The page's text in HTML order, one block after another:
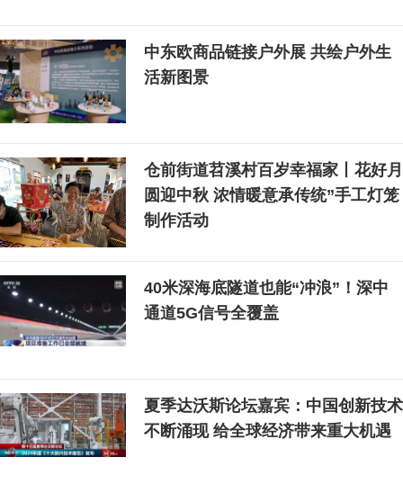
中东欧商品链接户外展 共绘户外生
活新图景
仓前街道苕溪村百岁幸福家丨花好月
圆迎中秋 浓情暖意承传统”手工灯笼
制作活动
40米深海底隧道也能“冲浪”！深中
通道5G信号全覆盖
夏季达沃斯论坛嘉宾：中国创新技术
不断涌现 给全球经济带来重大机遇